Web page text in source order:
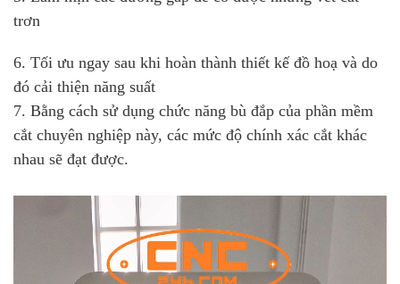
trơn
6. Tối ưu ngay sau khi hoàn thành thiết kế đồ hoạ và do
đó cải thiện năng suất
7. Bằng cách sử dụng chức năng bù đắp của phần mềm
cắt chuyên nghiệp này, các mức độ chính xác cắt khác
nhau sẽ đạt được.